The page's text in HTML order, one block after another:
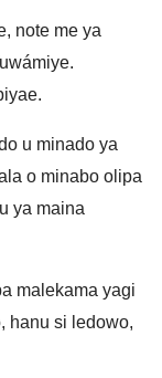
note me ya
u minado ya
o minabo olipa
ya maina
malekama yagi
hanu si ledowo,